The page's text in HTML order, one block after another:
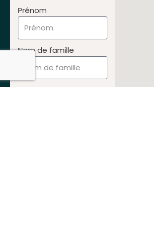
Prénom
Nom de famille